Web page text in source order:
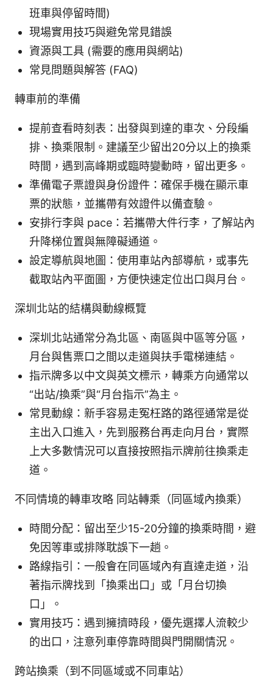
班車與停留時間)
現場實用技巧與避免常見錯誤
資源與工具 (需要的應用與網站)
常見問題與解答 (FAQ)
轉車前的準備
提前查看時刻表：出發與到達的車次、分段編
排、換乘限制。建議至少留出20分以上的換乘
時間，遇到高峰期或臨時變動時，留出更多。
準備電子票證與身份證件：確保手機在顯示車
票的狀態，並攜帶有效證件以備查驗。
安排行李與 pace：若攜帶大件行李，了解站內
升降梯位置與無障礙通道。
設定導航與地圖：使用車站內部導航，或事先
截取站內平面圖，方便快速定位出口與月台。
深圳北站的結構與動線概覽
深圳北站通常分為北區、南區與中區等分區，
月台與售票口之間以走道與扶手電梯連結。
指示牌多以中文與英文標示，轉乘方向通常以
“出站/換乘”與“月台指示”為主。
常見動線：新手容易走冤枉路的路徑通常是從
主出入口進入，先到服務台再走向月台，實際
上大多數情況可以直接按照指示牌前往換乘走
道。
不同情境的轉車攻略 同站轉乘（同區域內換乘）
時間分配：留出至少15-20分鐘的換乘時間，避
免因等車或排隊耽誤下一趟。
路線指引：一般會在同區域內有直達走道，沿
著指示牌找到「換乘出口」或「月台切換
口」。
實用技巧：遇到擁擠時段，優先選擇人流較少
的出口，注意列車停靠時間與門開關情況。
跨站換乘（到不同區域或不同車站）